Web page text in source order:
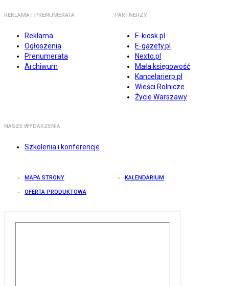
REKLAMA I PRENUMERATA
Reklama
Ogłoszenia
Prenumerata
Archiwum
PARTNERZY
E-kiosk.pl
E-gazety.pl
Nexto.pl
Mała księgowość
Kancelarierp.pl
Wieści Rolnicze
Życie Warszawy
NASZE WYDARZENIA
Szkolenia i konferencje
MAPA STRONY KALENDARIUM
OFERTA PRODUKTOWA